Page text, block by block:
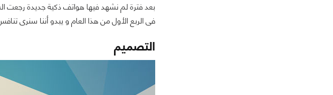
فى الربع الأول من هذا العام و يبدو أننا سنرى
التصميم